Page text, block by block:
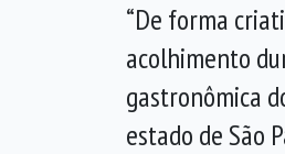
“De forma
acolhimento
gastronômica
estado de São